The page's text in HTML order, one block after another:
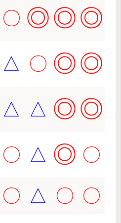
〇 ◎◎◎
△ 〇 ◎◎
△ △ ◎◎
〇 △ ◎ 〇
〇 △ 〇 〇